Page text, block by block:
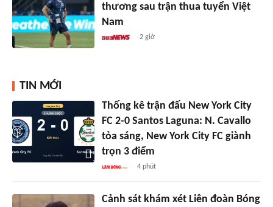
thương sau trận thua tuyển Việt
Nam
2 giờ
TIN MỚI
Thống kê trận đấu New York City
FC 2-0 Santos Laguna: N. Cavallo
tỏa sáng, New York City FC giành
trọn 3 điểm
4 phút
Cảnh sát khám xét Liên đoàn Bóng